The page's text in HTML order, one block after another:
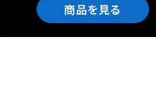
商品を見る